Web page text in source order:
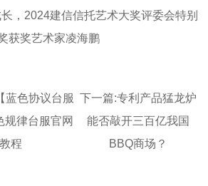
2024建信信托艺术大奖评委会特别
获奖艺术家凌海鹏
蓝色协议台服
规律台服官网
程
下一篇:专利产品猛龙炉
能否敲开三百亿我国
BBQ商场？